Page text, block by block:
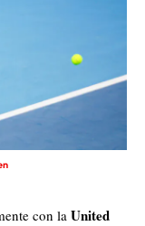
con la United